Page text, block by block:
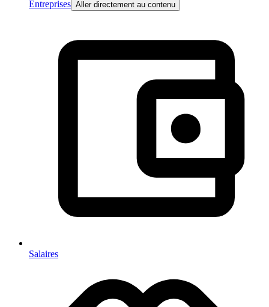
Entreprises Aller directement au contenu
Salaires